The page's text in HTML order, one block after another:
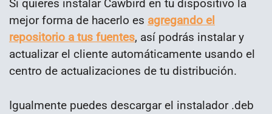
Si quieres instalar Cawbird en tu dispositivo la
mejor forma de hacerlo es agregando el
repositorio a tus fuentes, así podrás instalar y
actualizar el cliente automáticamente usando el
centro de actualizaciones de tu distribución.
Igualmente puedes descargar el instalador .deb